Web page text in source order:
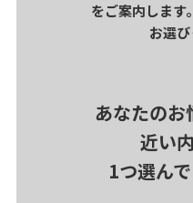
をご案内します
お選び
あなたのお
近い
1つ選ん